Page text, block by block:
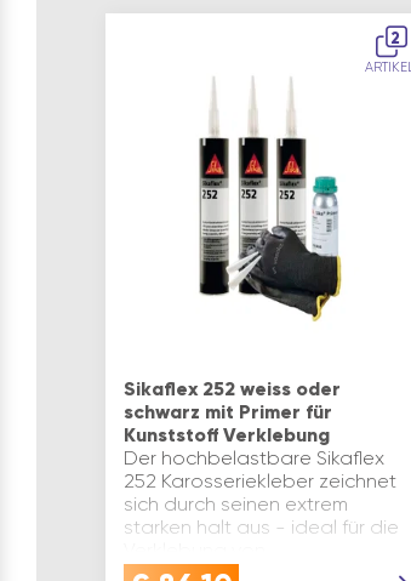
2
ARTIKEL
Sikaflex 252 weiss oder
schwarz mit Primer für
Kunststoff Verklebung
Der hochbelastbare Sikaflex
252 Karosseriekleber zeichnet
sich durch seinen extrem
starken halt aus - ideal für die
KunststoffVERWENDUNG: